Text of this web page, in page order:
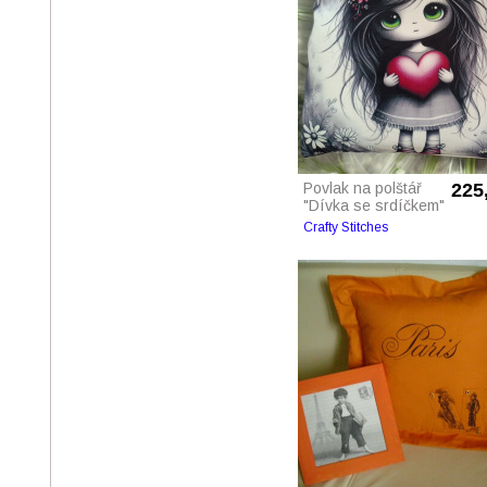
Povlak na polštář
"Dívka se srdíčkem"
Crafty Stitches